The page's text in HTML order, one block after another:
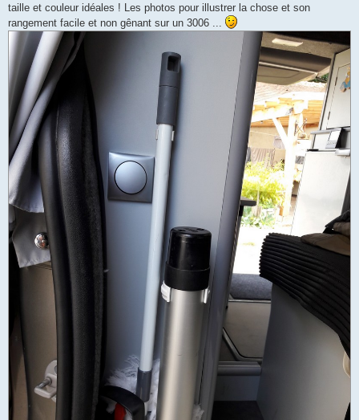
taille et couleur idéales ! Les photos pour illustrer la chose et son
rangement facile et non gênant sur un 3006 ...